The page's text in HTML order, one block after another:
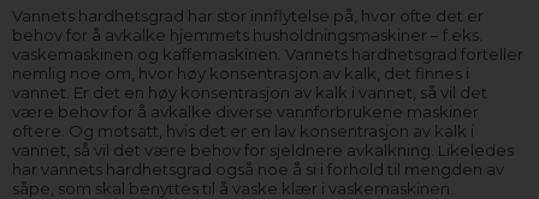
Vannets hardhetsgrad har stor innflytelse på, hvor ofte det er
behov for å avkalke hjemmets husholdningsmaskiner – f.eks.
vaskemaskinen og kaffemaskinen. Vannets hardhetsgrad forteller
nemlig noe om, hvor høy konsentrasjon av kalk, det finnes i
vannet. Er det en høy konsentrasjon av kalk i vannet, så vil det
være behov for å avkalke diverse vannforbrukene maskiner
oftere. Og motsatt, hvis det er en lav konsentrasjon av kalk i
vannet, så vil det være behov for sjeldnere avkalkning. Likeledes
har vannets hardhetsgrad også noe å si i forhold til mengden av
såpe, som skal benyttes til å vaske klær i vaskemaskinen.